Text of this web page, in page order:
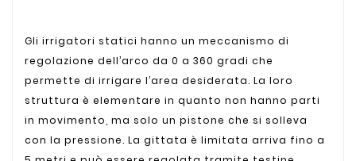
Gli irrigatori statici hanno un meccanismo di
regolazione dell’arco da 0 a 360 gradi che
permette di irrigare l’area desiderata. La loro
struttura è elementare in quanto non hanno parti
in movimento, ma solo un pistone che si solleva
con la pressione. La gittata è limitata arriva fino a